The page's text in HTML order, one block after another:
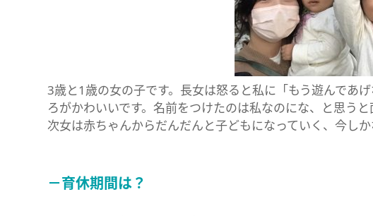
3歳と1歳の女の子です。長女は怒ると私に「もう遊んであ
ろがかわいいです。名前をつけたのは私なのにな、と思うと
次女は赤ちゃんからだんだんと子どもになっていく、今しか
－育休期間は？